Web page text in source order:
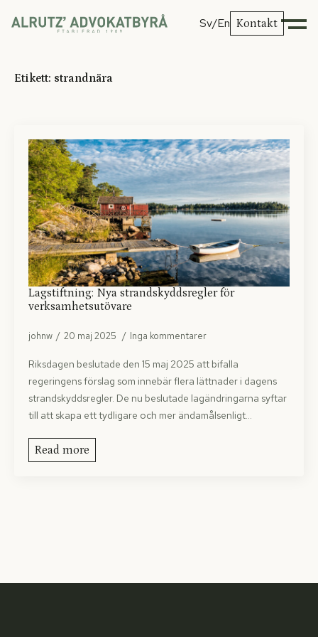
Sv/En Kontakt
Etikett: strandnära
Lagstiftning: Nya strandskyddsregler för
verksamhetsutövare
johnw 20 maj 2025 Inga kommentarer
Riksdagen beslutade den 15 maj 2025 att bifalla
regeringens förslag som innebär flera lättnader i dagens
strandskyddsregler. De nu beslutade lagändring­arna syftar
till att skapa ett tydligare och mer ändamålsenligt…
Read more